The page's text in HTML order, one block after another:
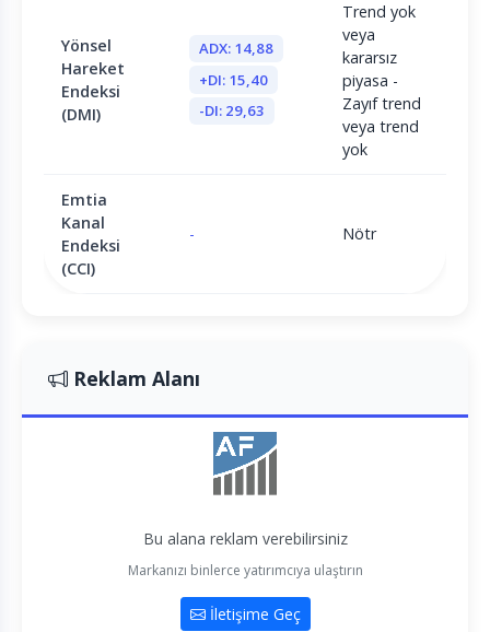
Yönsel
Hareket
Endeksi
(DMI)
ADX: 14,88
+DI: 15,40
-DI: 29,63
Trend yok
veya
kararsız
piyasa -
Zayıf trend
veya trend
yok
Emtia
Kanal
Endeksi
(CCI)
- Nötr
Reklam Alanı
Bu alana reklam verebilirsiniz
Markanızı binlerce yatırımcıya ulaştırın
İletişime Geç